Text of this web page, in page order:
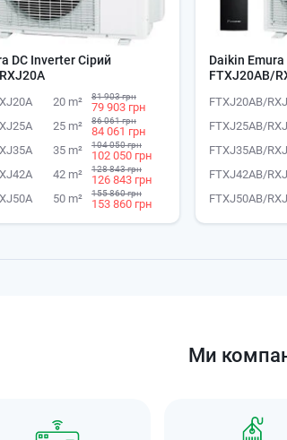
DC Inverter Сірий
20 m² 81 903 грн
79 903 грн
25 m² 86 061 грн
84 061 грн
35 m² 104 050 грн
102 050 грн
42 m² 128 843 грн
126 843 грн
50 m² 155 860 грн
153 860 грн
Daikin
FTXJ20AB/
FTXJ20AB/
FTXJ25AB/
FTXJ35AB/
FTXJ42AB/
FTXJ50AB/
Ми